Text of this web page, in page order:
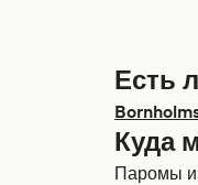
Есть
Куда
Паромы